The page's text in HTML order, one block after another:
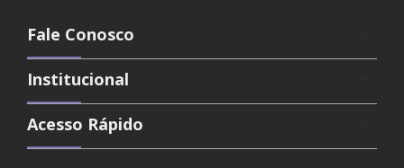
Fale Conosco
Institucional
Acesso Rápido